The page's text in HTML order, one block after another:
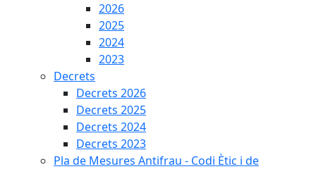
2026
2025
2024
2023
Decrets
Decrets 2026
Decrets 2025
Decrets 2024
Decrets 2023
Pla de Mesures Antifrau - Codi Ètic i de